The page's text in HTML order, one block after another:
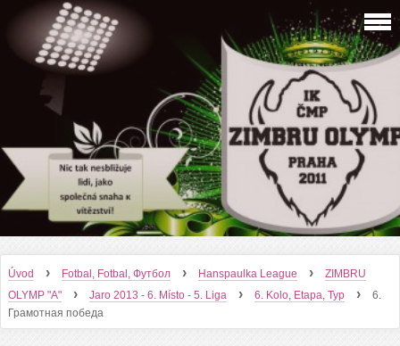
Úvod › Fotbal, Fotbal, Футбол › Hanspaulka League ›
ZIMBRU
OLYMP "A"
› Jaro 2013 - 6. Místo - 5. Liga › 6. Kolo, Etapa, Тур ›
6.
Грамотная победа